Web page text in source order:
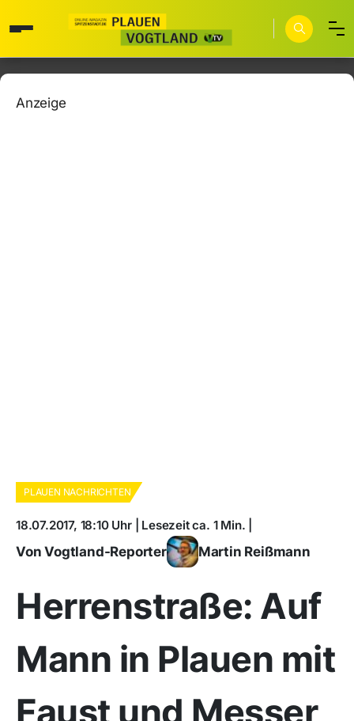
Anzeige
PLAUEN NACHRICHTEN
18.07.2017, 18:10 Uhr | Lesezeit ca. 1 Min. |
Von Vogtland-Reporter Martin Reißmann
Herrenstraße: Auf
Mann in Plauen mit
Faust und Messer